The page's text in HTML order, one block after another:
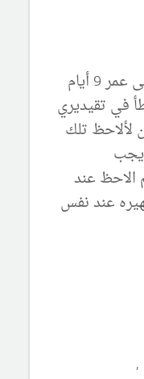
لقد اجريت للطفل الطهور على عمر 9 أيام
في تقيديري
لألاحظ تلك
الاحظ عند
عند نفس
,